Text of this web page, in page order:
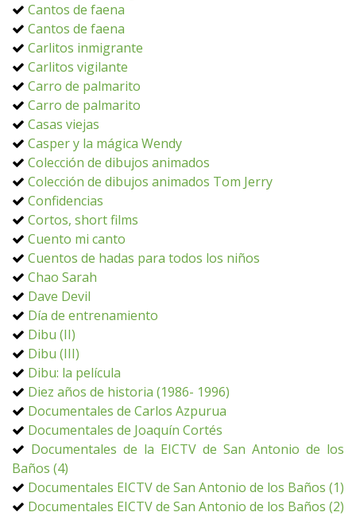
Cantos de faena
Cantos de faena
Carlitos inmigrante
Carlitos vigilante
Carro de palmarito
Carro de palmarito
Casas viejas
Casper y la mágica Wendy
Colección de dibujos animados
Colección de dibujos animados Tom Jerry
Confidencias
Cortos, short films
Cuento mi canto
Cuentos de hadas para todos los niños
Chao Sarah
Dave Devil
Día de entrenamiento
Dibu (II)
Dibu (III)
Dibu: la película
Diez años de historia (1986- 1996)
Documentales de Carlos Azpurua
Documentales de Joaquín Cortés
Documentales de la EICTV de San Antonio de los
Baños (4)
Documentales EICTV de San Antonio de los Baños (1)
Documentales EICTV de San Antonio de los Baños (2)